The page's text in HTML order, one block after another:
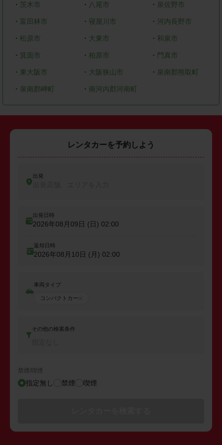
・ 茨木市 ・ 八尾市 ・ 泉佐野市
・ 富田林市 ・ 寝屋川市 ・ 河内長野市
・ 松原市 ・ 大東市 ・ 和泉市
・ 箕面市 ・ 柏原市 ・ 門真市
・ 東大阪市 ・ 大阪狭山市 ・ 泉南郡熊取町
・ 泉南郡岬町 ・ 南河内郡河南町
レンタカーを予約しよう
出発
出発日時
2026年08月09日 (日) 02:00
返却日時
2026年08月10日 (月) 02:00
車両タイプ
コンパクトカー
その他の検索条件
禁煙/喫煙
指定無し 禁煙 喫煙